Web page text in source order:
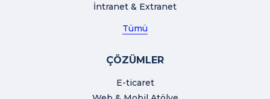
İntranet & Extranet
Tümü
ÇÖZÜMLER
E-ticaret